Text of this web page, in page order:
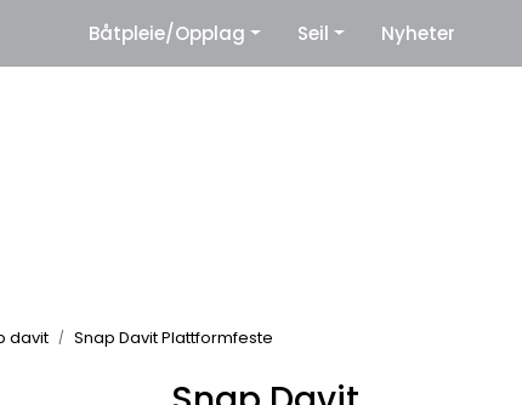
Leverandører
Båtpleie/Opplag Seil Nyheter
davit Snap Davit Plattformfeste